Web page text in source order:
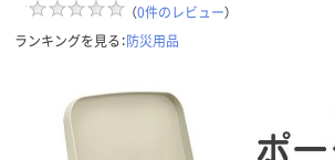
（0件のレビュー）
ランキングを見る：防災用品